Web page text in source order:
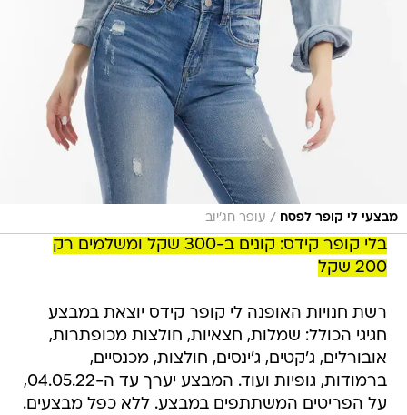
מבצעי לי קופר לפסח / עופר חג'יוב
בלי קופר קידס: קונים ב-300 שקל ומשלמים רק
200 שקל
רשת חנויות האופנה לי קופר קידס יוצאת במבצע
חגיגי הכולל: שמלות, חצאיות, חולצות מכופתרות,
אובורלים, ג'קטים, ג'ינסים, חולצות, מכנסיים,
ברמודות, גופיות ועוד. המבצע יערך עד ה-04.05.22,
על הפריטים המשתתפים במבצע. ללא כפל מבצעים.